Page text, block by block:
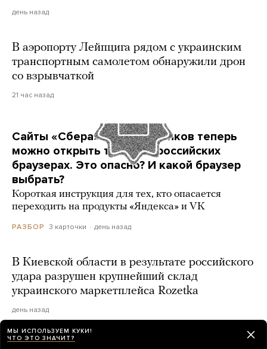
день назад
В аэропорту Лейпцига рядом с украинским
транспортным самолетом обнаружили дрон
со взрывчаткой
21 час назад
Сайты «Сбера» и других банков теперь
можно открыть только в российских
браузерах. Это опасно? И какой браузер
выбрать?
Короткая инструкция для тех, кто опасается
переходить на продукты «Яндекса» и VK
РАЗБОР 3 карточки день назад
В Киевской области в результате российского
удара разрушен крупнейший склад
украинского маркетплейса Rozetka
день назад
Эксперты составили рейтинг лучших
МЫ ИСПОЛЬЗУЕМ КУКИ!
ЧТО ЭТО ЗНАЧИТ?